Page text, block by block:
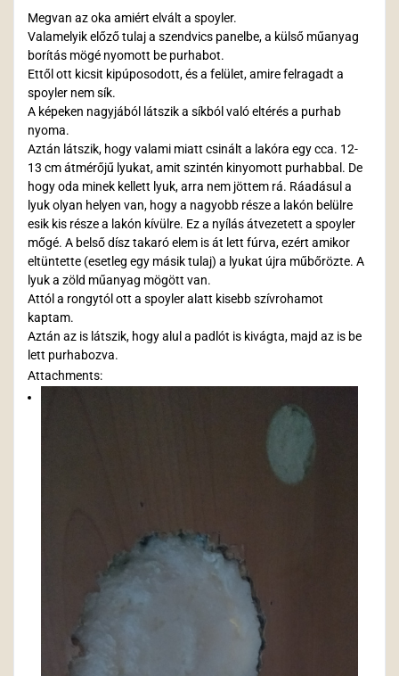
Megvan az oka amiért elvált a spoyler.
Valamelyik előző tulaj a szendvics panelbe, a külső műanyag
borítás mögé nyomott be purhabot.
Ettől ott kicsit kipúposodott, és a felület, amire felragadt a
spoyler nem sík.
A képeken nagyjából látszik a síkból való eltérés a purhab
nyoma.
Aztán látszik, hogy valami miatt csinált a lakóra egy cca. 12-
13 cm átmérőjű lyukat, amit szintén kinyomott purhabbal. De
hogy oda minek kellett lyuk, arra nem jöttem rá. Ráadásul a
lyuk olyan helyen van, hogy a nagyobb része a lakón belülre
esik kis része a lakón kívülre. Ez a nyílás átvezetett a spoyler
mőgé. A belső dísz takaró elem is át lett fúrva, ezért amikor
eltüntette (esetleg egy másik tulaj) a lyukat újra műbőrözte. A
lyuk a zöld műanyag mögött van.
Attól a rongytól ott a spoyler alatt kisebb szívrohamot
kaptam.
Aztán az is látszik, hogy alul a padlót is kivágta, majd az is be
lett purhabozva.
Attachments: